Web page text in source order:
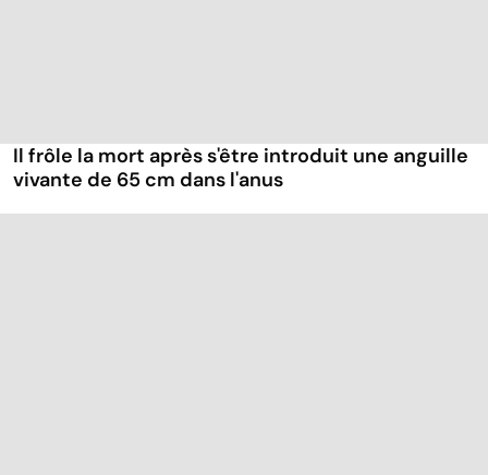
Il frôle la mort après s'être introduit une anguille
vivante de 65 cm dans l'anus